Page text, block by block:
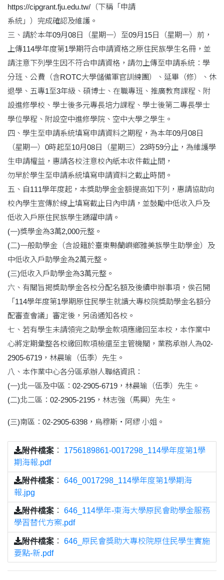
https://cipgrant.fju.edu.tw/（下稱「申請
系統」）完成確認及維護。
三、請於本年09月08日（星期一）至09月15日（星期一）前，
上傳114學年度第1學期符合申請資格之原住民族學生名冊，並
請注意下列學生因不符合申請資格，請勿上傳至申請系統：學
分班、公費（含ROTC大學儲備軍官訓練團）、延畢（修）、休
退學、五專1至3年級、碩博士、在職專班、推廣教育課程、附
設進修學校、學士後多元專長培力課程、學士後第二專長學士
學位學程、附設空中進修學院、空中大學之學生。
四、學生至申請系統填寫申請資料之期程，為本年09月08日
（星期一）0時起至10月08日（星期三）23時59分止，為維護學
生申請權益，惠請各校注意校內紙本收件截止間，
勿早於學生至申請系統填寫申請資料之截止時間。
五、自111學年度起，本獎助學金金額提高如下列，惠請協助向
校內學生宣傳於線上填寫截止日內申請，並鼓勵中低收入戶及
低收入戶原住民族學生踴躍申請。
(一)獎學金為3萬2,000元整。
(二)一般助學金（含設籍於臺東縣蘭嶼鄉雅美族學生助學金）及
中低收入戶助學金為2萬元整。
(三)低收入戶助學金為3萬元整。
六、有關旨揭獎助學金各校分配名額及後續申辦事項，俟召開
「114學年度第1學期原住民學生就讀大專校院獎助學金名額分
配審查會議」審定後，另函通知各校。
七、若有學生未請領完之助學金款項應繳回至本校，本作業中
心將定期彙整各校繳回款項檢還至主管機關，業務承辦人為02-
2905-6719，林晨瑜（伍季）先生。
八、本作業中心各分區承辦人聯絡資訊：
(一)北一區及中區：02-2905-6719，林晨瑜（伍季）先生。
(二)北二區：02-2905-2195，林志強（馬興）先生。
(三)南區：02-2905-6398，烏穆斯‧阿繆 小姐。
附件檔案 ： 1756189861-0017298_114學年度第1學
期海報.pdf
附件檔案 ： 646_0017298_114學年度第1學期海
報.jpg
附件檔案 ： 646_114學年-東海大學原民會助學金服務
學習替代方案.pdf
附件檔案 ： 646_原民會獎助大專校院原住民學生實施
要點-新.pdf